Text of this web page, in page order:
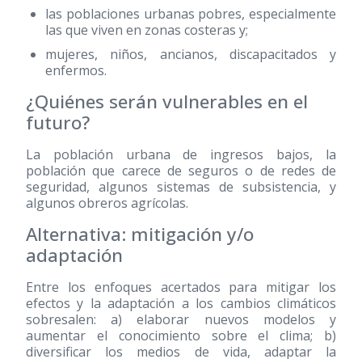
las poblaciones urbanas pobres, especialmente
las que viven en zonas costeras y;
mujeres, niños, ancianos, discapacitados y
enfermos.
¿Quiénes serán vulnerables en el
futuro?
La población urbana de ingresos bajos, la
población que carece de seguros o de redes de
seguridad, algunos sistemas de subsistencia, y
algunos obreros agrícolas.
Alternativa: mitigación y/o
adaptación
Entre los enfoques acertados para mitigar los
efectos y la adaptación a los cambios climáticos
sobresalen: a) elaborar nuevos modelos y
aumentar el conocimiento sobre el clima; b)
diversificar los medios de vida, adaptar la